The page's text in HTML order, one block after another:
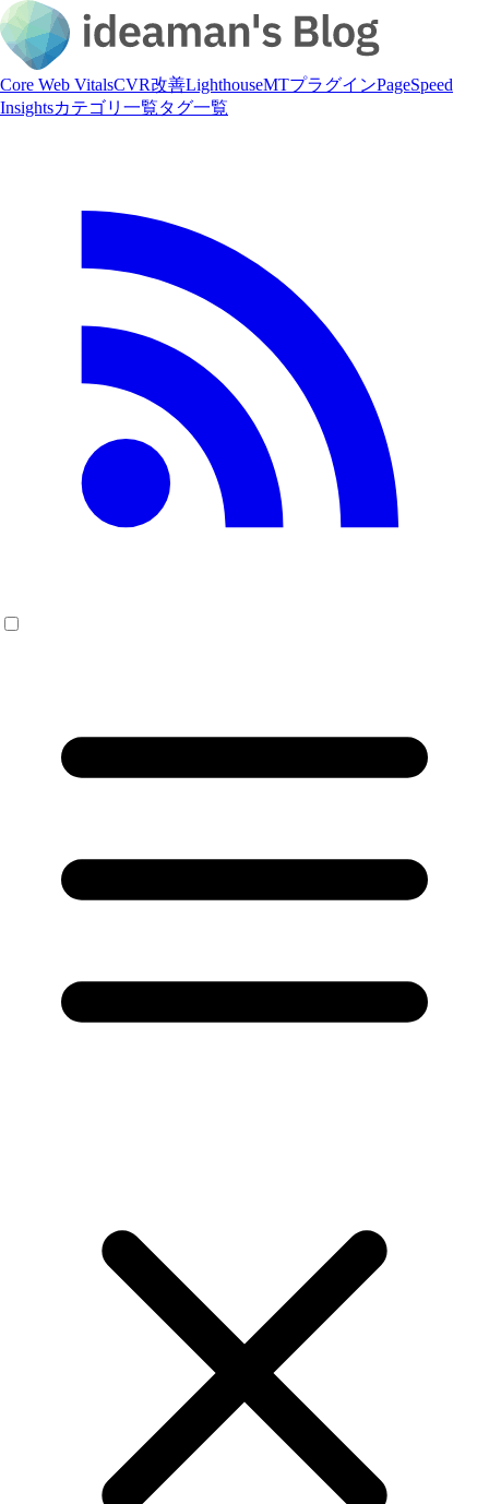
Core Web VitalsCVR改善LighthouseMTプラグインPageSpeed
Insightsカテゴリ一覧タグ一覧